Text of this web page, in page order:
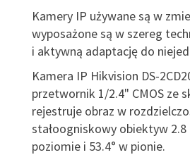
Kamery IP używane są w
wyposażone są w szereg
i aktywną adaptację do
Kamera IP Hikvision DS-
przetwornik 1/2.4" CMOS ze
rejestruje obraz w
stałoogniskowy obiektyw
poziomie i 53.4° w pionie.